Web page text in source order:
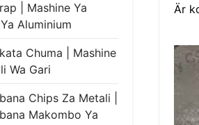
| Mashine Ya
Aluminium
Chuma | Mashine
Wa Gari
Chips Za Metali |
Makombo Ya
Är